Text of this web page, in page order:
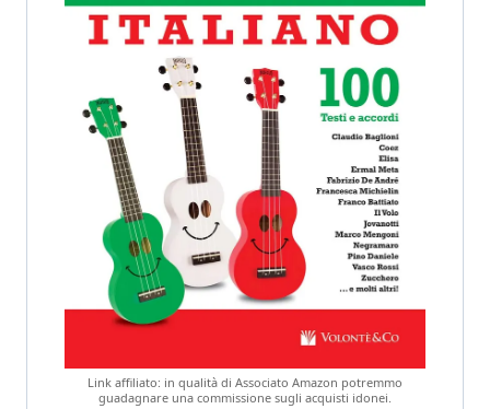
Link affiliato: in qualità di Associato Amazon potremmo
guadagnare una commissione sugli acquisti idonei.